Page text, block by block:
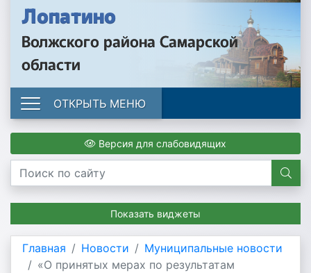
Лопатино
Волжского района Самарской
области
ОТКРЫТЬ МЕНЮ
Версия для слабовидящих
Показать виджеты
Главная Новости
Муниципальные новости
«О принятых мерах по результатам